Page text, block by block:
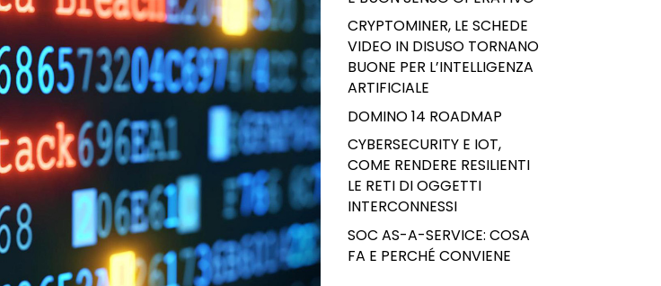
CRYPTOMINER, LE SCHEDE
VIDEO IN DISUSO TORNANO
BUONE PER L’INTELLIGENZA
ARTIFICIALE
DOMINO 14 ROADMAP
CYBERSECURITY E IOT,
COME RENDERE RESILIENTI
LE RETI DI OGGETTI
INTERCONNESSI
SOC AS-A-SERVICE: COSA
FA E PERCHÉ CONVIENE